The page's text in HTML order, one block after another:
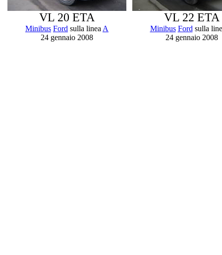
VL 20 ETA
Minibus Ford sulla linea A
24 gennaio 2008
VL 22 ETA
Minibus Ford sulla
24 gennaio 2008